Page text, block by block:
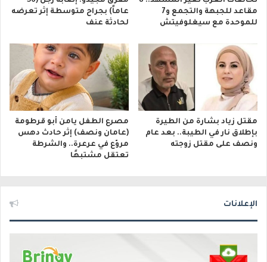
مقاعد للجبهة والتجمع و7
للموحدة مع سيغلوفيتش
عاماً) بجراح متوسطة إثر تعرضه
لحادثة عنف
مقتل زياد بشارة من الطيرة
بإطلاق نار في الطيبة.. بعد عام
ونصف على مقتل زوجته
مصرع الطفل يامن أبو قرطومة
(عامان ونصف) إثر حادث دهس
مروّع في عرعرة.. والشرطة
تعتقل مشتبهًا
الإعلانات